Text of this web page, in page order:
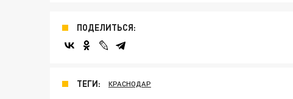
ПОДЕЛИТЬСЯ:
ТЕГИ: КРАСНОДАР